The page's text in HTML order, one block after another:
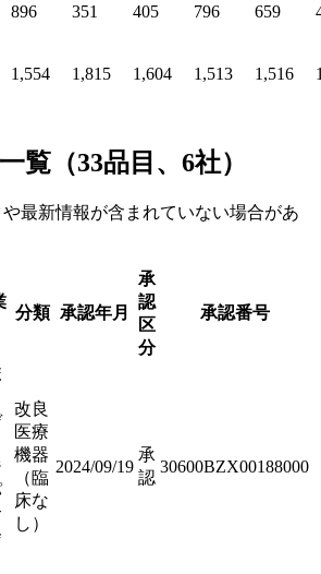
896 351 405 796 659
1,554 1,815 1,604 1,513 1,516
覧（33品目、6社）
最新情報が含まれていない場合があ
分類 承認年月
承
認
区
分
承認番号
改良
医療
機器
（臨
床な
し）
2024/09/19
承
認
30600BZX00188000